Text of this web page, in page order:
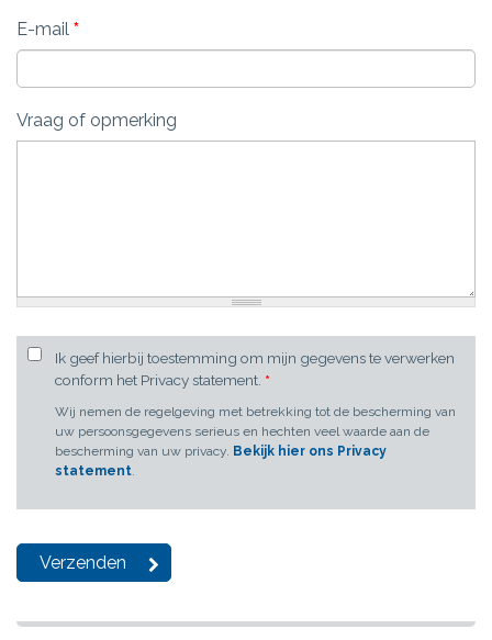
E-mail *
Vraag of opmerking
Ik geef hierbij toestemming om mijn gegevens te verwerken
conform het Privacy statement. *
Wij nemen de regelgeving met betrekking tot de bescherming van
uw persoonsgegevens serieus en hechten veel waarde aan de
bescherming van uw privacy. Bekijk hier ons Privacy
statement.